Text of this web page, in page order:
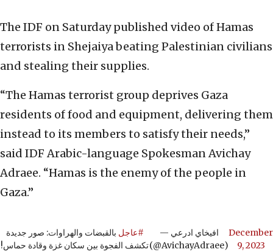
The IDF on Saturday published video of Hamas
terrorists in Shejaiya beating Palestinian civilians
and stealing their supplies.
“The Hamas terrorist group deprives Gaza
residents of food and equipment, delivering them
instead to its members to satisfy their needs,”
said IDF Arabic-language Spokesman Avichay
Adraee. “Hamas is the enemy of the people in
Gaza.”
#عاجل بالقبضات والهراوات: صور جديدة
تكشف الفجوة بين سكان غزة وقادة حماس!
— افيخاي ادرعي
(@AvichayAdraee)
December
9, 2023